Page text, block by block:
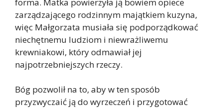
zarządzającego rodzinnym majątkiem kuzyna,
więc Małgorzata musiała się podporządkować
niechętnemu ludziom i niewrażliwemu
krewniakowi, który odmawiał jej
najpotrzebniejszych rzeczy.
Bóg pozwolił na to, aby w ten sposób
przyzwyczaić ją do wyrzeczeń i przygotować